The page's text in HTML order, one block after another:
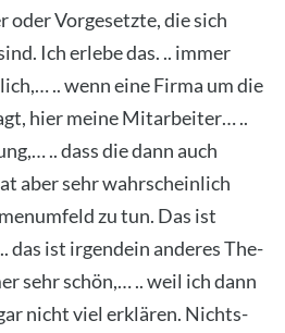
oder Vor­ge­setz­te, die sich
Ich erle­be das. .. immer
.. wenn eine Fir­ma um die
hier mei­ne Mit­ar­bei­ter… ..
.. dass die dann auch
aber sehr wahr­schein­lich
zu tun. Das ist
das ist irgend­ein ande­res The­
sehr schön,… .. weil ich dann
nicht viel erklä­ren. Nichts­